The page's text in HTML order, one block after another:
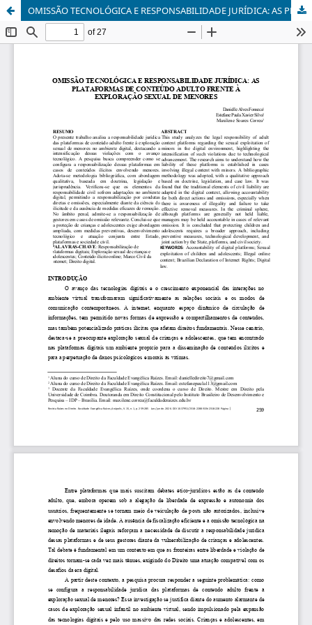
OMISSÃO TECNOLÓGICA E RESPONSABILIDADE JURÍDICA: AS PLATAFORMAS DE CONTEÚDO ADULTO FRENTE À EXPLORAÇÃO SEXUAL DE MENORES